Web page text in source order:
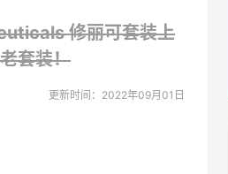
修丽可套装上
套装！
更新时间：2022年09月01日